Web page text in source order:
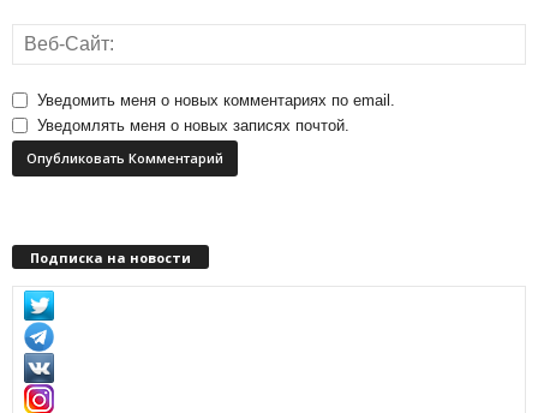
Уведомить меня о новых комментариях по email.
Уведомлять меня о новых записях почтой.
Подписка на новости